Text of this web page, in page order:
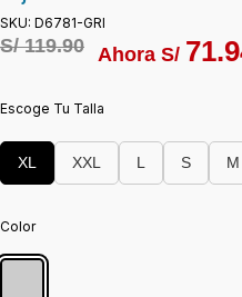
SKU: D6781-GRI
S/119.90 Ahora S/
Escoge Tu Talla
XL XXL L S M
Color